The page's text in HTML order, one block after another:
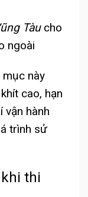
Tàu cho
ngoài
này
cao, hạn
vận hành
trình sử
thi